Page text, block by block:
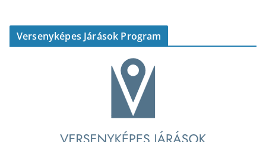
Versenyképes Járások Program